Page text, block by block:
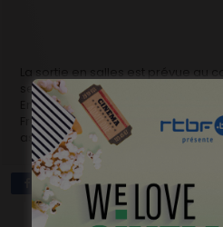
La sortie en salles est prévue au
semestre 2015 (juste après un
En Belgique, il sera distribué par
France par Le Pacte. Les ventes
assurées par Indie Sales.